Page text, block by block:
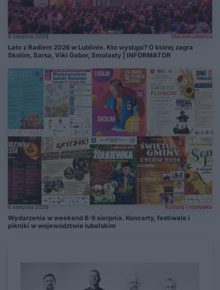
8 sierpnia 2026 Dla mieszkańca
Lato z Radiem 2026 w Lublinie. Kto wystąpi? O której zagra
Skolim, Sarsa, Viki Gabor, Smolasty | INFORMATOR
8 sierpnia 2026 Kultura i rozrywka
Wydarzenia w weekend 8-9 sierpnia. Koncerty, festiwale i
pikniki w województwie lubelskim